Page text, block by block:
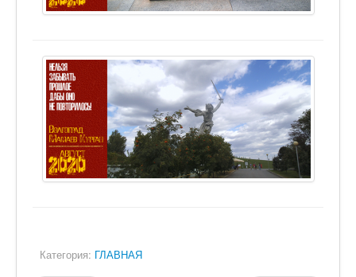
Категория: ГЛАВНАЯ